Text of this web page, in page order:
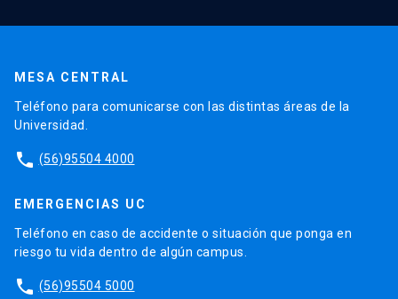
MESA CENTRAL
Teléfono para comunicarse con las distintas áreas de la
Universidad.
phone (56)95504 4000
EMERGENCIAS UC
Teléfono en caso de accidente o situación que ponga en
riesgo tu vida dentro de algún campus.
phone (56)95504 5000